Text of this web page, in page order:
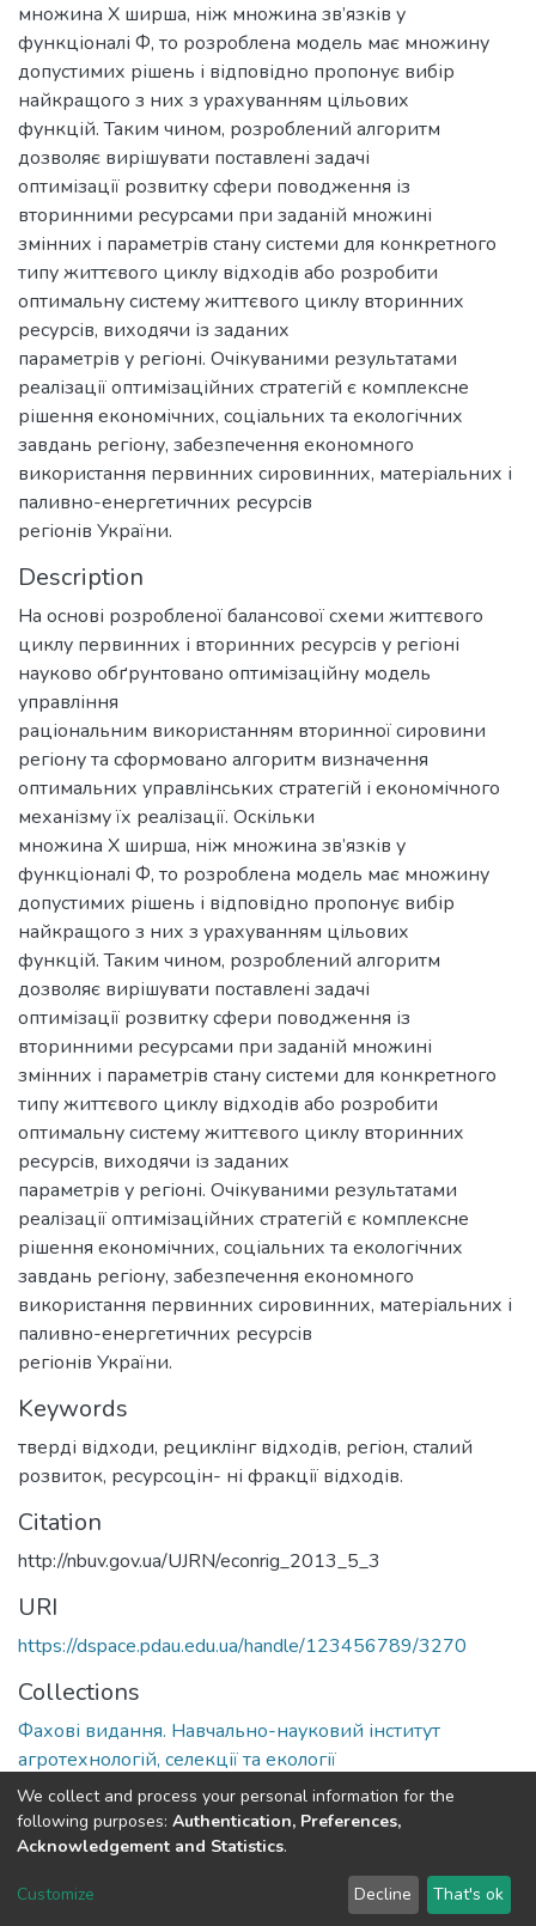
множина Х ширша, ніж множина зв’язків у
функціоналі Ф, то розроблена модель має множину
допустимих рішень і відповідно пропонує вибір
найкращого з них з урахуванням цільових
функцій. Таким чином, розроблений алгоритм
дозволяє вирішувати поставлені задачі
оптимізації розвитку сфери поводження із
вторинними ресурсами при заданій множині
змінних і параметрів стану системи для конкретного
типу життєвого циклу відходів або розробити
оптимальну систему життєвого циклу вторинних
ресурсів, виходячи із заданих
параметрів у регіоні. Очікуваними результатами
реалізації оптимізаційних стратегій є комплексне
рішення економічних, соціальних та екологічних
завдань регіону, забезпечення економного
використання первинних сировинних, матеріальних і
паливно-енергетичних ресурсів
регіонів України.
Description
На основі розробленої балансової схеми життєвого
циклу первинних і вторинних ресурсів у регіоні
науково обґрунтовано оптимізаційну модель
управління
раціональним використанням вторинної сировини
регіону та сформовано алгоритм визначення
оптимальних управлінських стратегій і економічного
механізму їх реалізації. Оскільки
множина Х ширша, ніж множина зв’язків у
функціоналі Ф, то розроблена модель має множину
допустимих рішень і відповідно пропонує вибір
найкращого з них з урахуванням цільових
функцій. Таким чином, розроблений алгоритм
дозволяє вирішувати поставлені задачі
оптимізації розвитку сфери поводження із
вторинними ресурсами при заданій множині
змінних і параметрів стану системи для конкретного
типу життєвого циклу відходів або розробити
оптимальну систему життєвого циклу вторинних
ресурсів, виходячи із заданих
параметрів у регіоні. Очікуваними результатами
реалізації оптимізаційних стратегій є комплексне
рішення економічних, соціальних та екологічних
завдань регіону, забезпечення економного
використання первинних сировинних, матеріальних і
паливно-енергетичних ресурсів
регіонів України.
Keywords
тверді відходи, рециклінг відходів, регіон, сталий
розвиток, ресурсоцін- ні фракції відходів.
Citation
http://nbuv.gov.ua/UJRN/econrig_2013_5_3
URI
https://dspace.pdau.edu.ua/handle/123456789/3270
Collections
Фахові видання. Навчально-науковий інститут
агротехнологій, селекції та екології
Full item page
DSpace software copyright © 2002-2026 LYRASIS
Send Feedback
We collect and process your personal information for the
following purposes: Authentication, Preferences,
Acknowledgement and Statistics.
Customize Decline That's ok